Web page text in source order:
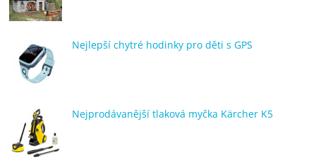
Nejlepší chytré hodinky pro děti s GPS
Nejprodávanější tlaková myčka Kärcher K5